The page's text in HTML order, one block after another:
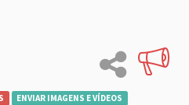
ENVIAR IMAGENS E VÍDEOS